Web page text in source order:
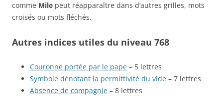
comme Mile peut réapparaître dans d’autres grilles, mots
croisés ou mots fléchés.
Autres indices utiles du niveau 768
Couronne portée par le pape – 5 lettres
Symbole dénotant la permittivité du vide – 7 lettres
Absence de compagnie – 8 lettres